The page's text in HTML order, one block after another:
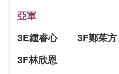
亞軍
3E鍾睿心3F鄭茱方
3F林欣恩